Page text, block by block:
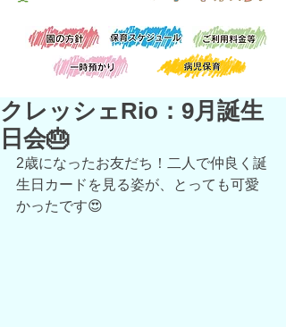
クレッシェRio：9月誕生
日会🎂
2歳になったお友だち！二人で仲良く誕
生日カードを見る姿が、とっても可愛
かったです😍